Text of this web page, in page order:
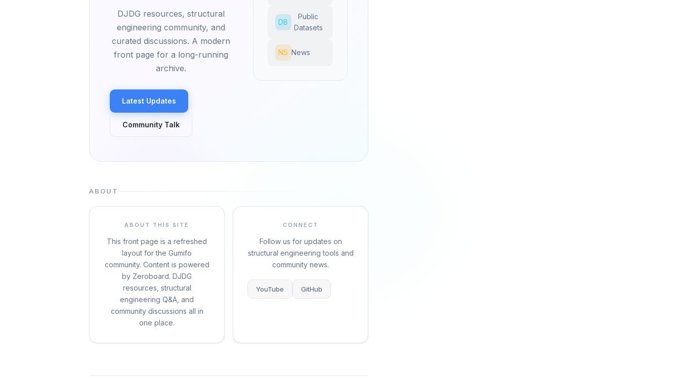
DJDG resources, structural
engineering community, and
curated discussions. A modern
front page for a long-running
archive.
Latest Updates
Community Talk
DB
Public
Datasets
NS News
ABOUT
ABOUT THIS SITE
This front page is a refreshed
layout for the Gumifo
community. Content is powered
by Zeroboard. DJDG
resources, structural
engineering Q&A, and
community discussions all in
one place.
CONNECT
Follow us for updates on
structural engineering tools and
community news.
YouTube GitHub